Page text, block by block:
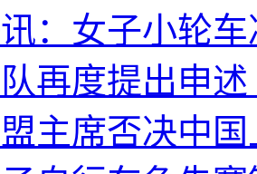
：女子小轮
再度提出申
主席否决中